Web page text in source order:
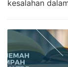
kesalahan